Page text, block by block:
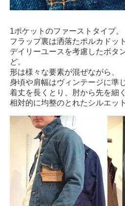
1ポケットのファーストタイプ。
フラップ裏は洒落たポルカドット
デイリーユースを考慮したボタ
ど。
形は様々な要素が混ぜながら、
身頃や肩幅はヴィンテージに準
着丈を長くとり、肘から先を細
相対的に均整のとれたシルエッ